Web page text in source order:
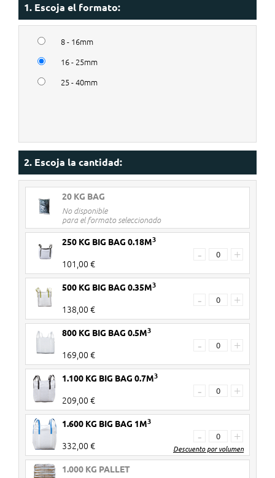
1. Escoja el formato:
8 - 16mm
16 - 25mm
25 - 40mm
2. Escoja la cantidad:
20 KG BAG
No disponible
para el formato seleccionado
250 KG BIG BAG 0.18M3
101,00 €
- +
500 KG BIG BAG 0.35M3
138,00 €
- +
800 KG BIG BAG 0.5M3
169,00 €
- +
1.100 KG BIG BAG 0.7M3
209,00 €
- +
1.600 KG BIG BAG 1M3
332,00 €
- +
Descuento por volumen
1.000 KG PALLET